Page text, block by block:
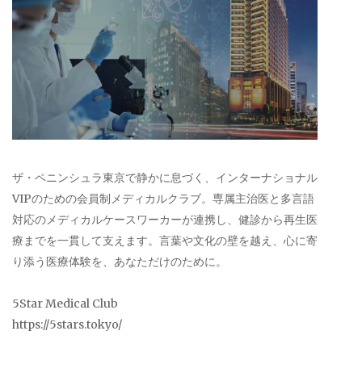
ザ・ペニンシュラ東京で静かに息づく、インターナショナル
VIPのための会員制メディカルクラブ。専属主治医と多言語
対応のメディカルケースワーカーが連携し、健診から再生医
療までを一貫して支えます。言葉や文化の壁を越え、心に寄
り添う医療体験を、あなただけのために。
5Star Medical Club
https://5stars.tokyo/